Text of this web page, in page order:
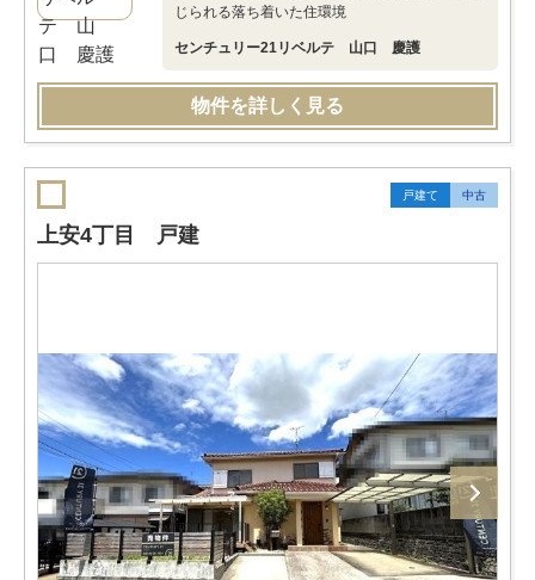
じられる落ち着いた住環境
センチュリー21リベルテ 山口 慶護
物件を詳しく見る
戸建て 中古
上安4丁目 戸建